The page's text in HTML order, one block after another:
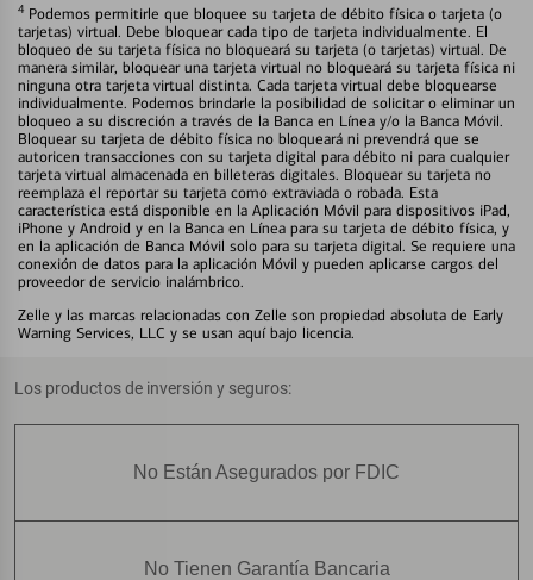
4 Podemos permitirle que bloquee su tarjeta de débito física o tarjeta (o
tarjetas) virtual. Debe bloquear cada tipo de tarjeta individualmente. El
bloqueo de su tarjeta física no bloqueará su tarjeta (o tarjetas) virtual. De
manera similar, bloquear una tarjeta virtual no bloqueará su tarjeta física ni
ninguna otra tarjeta virtual distinta. Cada tarjeta virtual debe bloquearse
individualmente. Podemos brindarle la posibilidad de solicitar o eliminar un
bloqueo a su discreción a través de la Banca en Línea y/o la Banca Móvil.
Bloquear su tarjeta de débito física no bloqueará ni prevendrá que se
autoricen transacciones con su tarjeta digital para débito ni para cualquier
tarjeta virtual almacenada en billeteras digitales. Bloquear su tarjeta no
reemplaza el reportar su tarjeta como extraviada o robada. Esta
característica está disponible en la Aplicación Móvil para dispositivos iPad,
iPhone y Android y en la Banca en Línea para su tarjeta de débito física, y
en la aplicación de Banca Móvil solo para su tarjeta digital. Se requiere una
conexión de datos para la aplicación Móvil y pueden aplicarse cargos del
proveedor de servicio inalámbrico.
Zelle y las marcas relacionadas con Zelle son propiedad absoluta de Early
Warning Services, LLC y se usan aquí bajo licencia.
Los productos de inversión y seguros:
No Están Asegurados por FDIC
No Tienen Garantía Bancaria